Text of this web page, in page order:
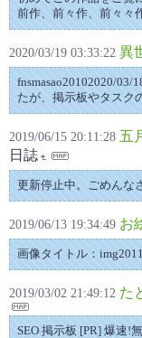
前作、前々作、前々々
2020/03/19 03:33:22 異
fnsmasao20102020/03/
たが、掲示板やタスク
2019/06/15 20:11:28 五
日誌
更新停止中。ごめんな
2019/06/13 19:34:49 お
画像タイトル：
2019/03/02 21:49:12 た
SEO 掲示板 [PR] 爆速!